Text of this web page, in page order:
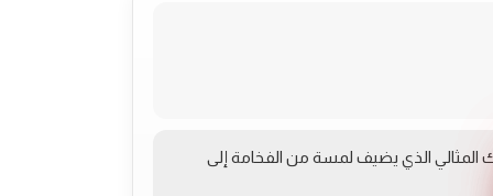
المثالي الذي يضيف لمسة من الفخامة إلى